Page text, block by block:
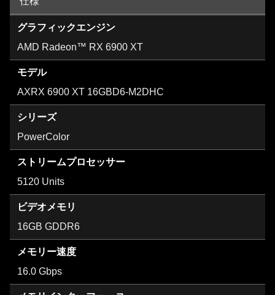
グラフィックエンジン
AMD Radeon™ RX 6900 XT
モデル
AXRX 6900 XT 16GBD6-M2DHC
シリーズ
PowerColor
ストリームプロセッサー
5120 Units
ビデオメモリ
16GB GDDR6
メモリー速度
16.0 Gbps